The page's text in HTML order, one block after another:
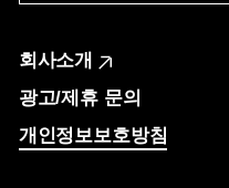
회사소개
광고/제휴 문의
개인정보보호방침